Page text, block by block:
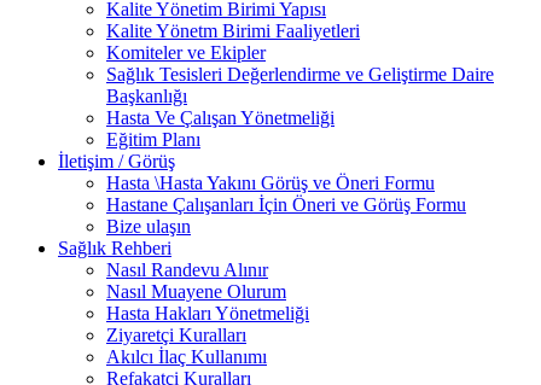
Kalite Yönetim Birimi Yapısı
Kalite Yönetm Birimi Faaliyetleri
Komiteler ve Ekipler
Sağlık Tesisleri Değerlendirme ve Geliştirme Daire
Başkanlığı
Hasta Ve Çalışan Yönetmeliği
Eğitim Planı
İletişim / Görüş
Hasta \Hasta Yakını Görüş ve Öneri Formu
Hastane Çalışanları İçin Öneri ve Görüş Formu
Bize ulaşın
Sağlık Rehberi
Nasıl Randevu Alınır
Nasıl Muayene Olurum
Hasta Hakları Yönetmeliği
Ziyaretçi Kuralları
Akılcı İlaç Kullanımı
Refakatçi Kuralları